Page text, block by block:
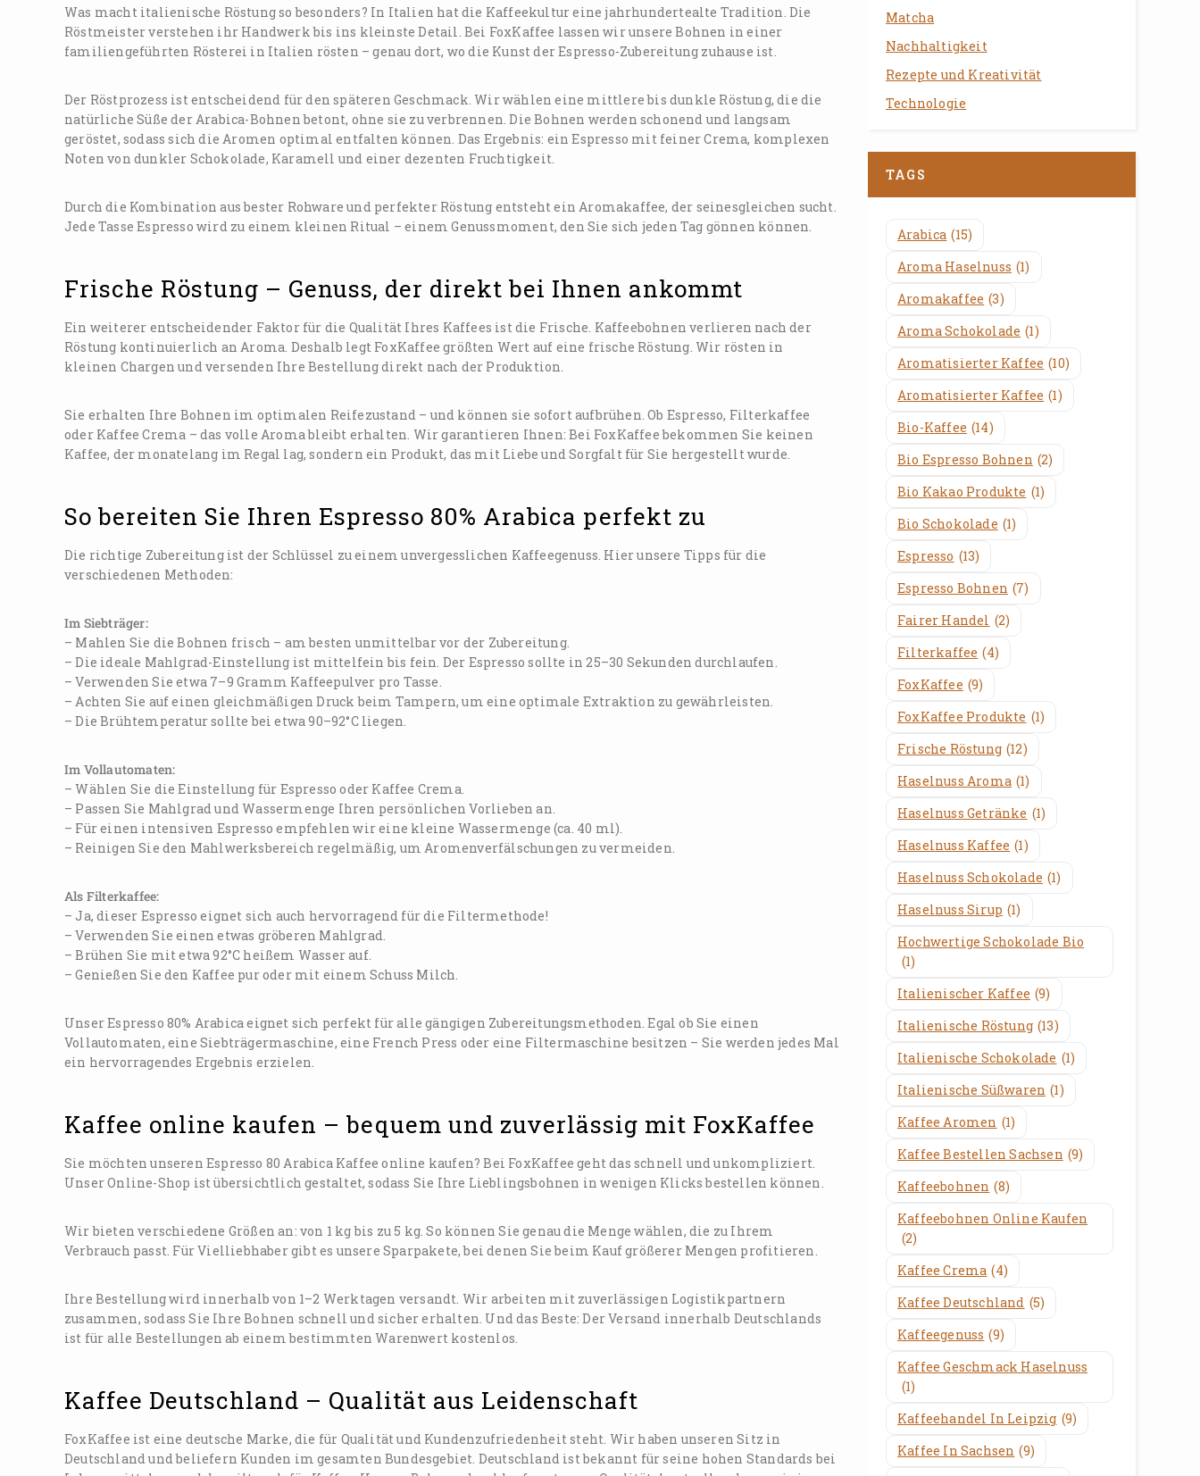
Was macht italienische Röstung so besonders? In Italien hat die Kaffeekultur eine jahrhundertealte Tradition. Die
Röstmeister verstehen ihr Handwerk bis ins kleinste Detail. Bei FoxKaffee lassen wir unsere Bohnen in einer
familiengeführten Rösterei in Italien rösten – genau dort, wo die Kunst der Espresso-Zubereitung zuhause ist.
Der Röstprozess ist entscheidend für den späteren Geschmack. Wir wählen eine mittlere bis dunkle Röstung, die die
natürliche Süße der Arabica-Bohnen betont, ohne sie zu verbrennen. Die Bohnen werden schonend und langsam
geröstet, sodass sich die Aromen optimal entfalten können. Das Ergebnis: ein Espresso mit feiner Crema, komplexen
Noten von dunkler Schokolade, Karamell und einer dezenten Fruchtigkeit.
Durch die Kombination aus bester Rohware und perfekter Röstung entsteht ein Aromakaffee, der seinesgleichen sucht.
Jede Tasse Espresso wird zu einem kleinen Ritual – einem Genussmoment, den Sie sich jeden Tag gönnen können.
Frische Röstung – Genuss, der direkt bei Ihnen ankommt
Ein weiterer entscheidender Faktor für die Qualität Ihres Kaffees ist die Frische. Kaffeebohnen verlieren nach der
Röstung kontinuierlich an Aroma. Deshalb legt FoxKaffee größten Wert auf eine frische Röstung. Wir rösten in
kleinen Chargen und versenden Ihre Bestellung direkt nach der Produktion.
Sie erhalten Ihre Bohnen im optimalen Reifezustand – und können sie sofort aufbrühen. Ob Espresso, Filterkaffee
oder Kaffee Crema – das volle Aroma bleibt erhalten. Wir garantieren Ihnen: Bei FoxKaffee bekommen Sie keinen
Kaffee, der monatelang im Regal lag, sondern ein Produkt, das mit Liebe und Sorgfalt für Sie hergestellt wurde.
So bereiten Sie Ihren Espresso 80% Arabica perfekt zu
Die richtige Zubereitung ist der Schlüssel zu einem unvergesslichen Kaffeegenuss. Hier unsere Tipps für die
verschiedenen Methoden:
Im Siebträger:
– Mahlen Sie die Bohnen frisch – am besten unmittelbar vor der Zubereitung.
– Die ideale Mahlgrad-Einstellung ist mittelfein bis fein. Der Espresso sollte in 25–30 Sekunden durchlaufen.
– Verwenden Sie etwa 7–9 Gramm Kaffeepulver pro Tasse.
– Achten Sie auf einen gleichmäßigen Druck beim Tampern, um eine optimale Extraktion zu gewährleisten.
– Die Brühtemperatur sollte bei etwa 90–92°C liegen.
Im Vollautomaten:
– Wählen Sie die Einstellung für Espresso oder Kaffee Crema.
– Passen Sie Mahlgrad und Wassermenge Ihren persönlichen Vorlieben an.
– Für einen intensiven Espresso empfehlen wir eine kleine Wassermenge (ca. 40 ml).
– Reinigen Sie den Mahlwerksbereich regelmäßig, um Aromenverfälschungen zu vermeiden.
Als Filterkaffee:
– Ja, dieser Espresso eignet sich auch hervorragend für die Filtermethode!
– Verwenden Sie einen etwas gröberen Mahlgrad.
– Brühen Sie mit etwa 92°C heißem Wasser auf.
– Genießen Sie den Kaffee pur oder mit einem Schuss Milch.
Unser Espresso 80% Arabica eignet sich perfekt für alle gängigen Zubereitungsmethoden. Egal ob Sie einen
Vollautomaten, eine Siebträgermaschine, eine French Press oder eine Filtermaschine besitzen – Sie werden jedes Mal
ein hervorragendes Ergebnis erzielen.
Kaffee online kaufen – bequem und zuverlässig mit FoxKaffee
Sie möchten unseren Espresso 80 Arabica Kaffee online kaufen? Bei FoxKaffee geht das schnell und unkompliziert.
Unser Online-Shop ist übersichtlich gestaltet, sodass Sie Ihre Lieblingsbohnen in wenigen Klicks bestellen können.
Wir bieten verschiedene Größen an: von 1 kg bis zu 5 kg. So können Sie genau die Menge wählen, die zu Ihrem
Verbrauch passt. Für Vielliebhaber gibt es unsere Sparpakete, bei denen Sie beim Kauf größerer Mengen profitieren.
Ihre Bestellung wird innerhalb von 1–2 Werktagen versandt. Wir arbeiten mit zuverlässigen Logistikpartnern
zusammen, sodass Sie Ihre Bohnen schnell und sicher erhalten. Und das Beste: Der Versand innerhalb Deutschlands
ist für alle Bestellungen ab einem bestimmten Warenwert kostenlos.
Kaffee Deutschland – Qualität aus Leidenschaft
FoxKaffee ist eine deutsche Marke, die für Qualität und Kundenzufriedenheit steht. Wir haben unseren Sitz in
Deutschland und beliefern Kunden im gesamten Bundesgebiet. Deutschland ist bekannt für seine hohen Standards bei
Matcha
Nachhaltigkeit
Rezepte und Kreativität
Technologie
TAGS
Arabica (15)
Aroma Haselnuss (1)
Aromakaffee (3)
Aroma Schokolade (1)
Aromatisierter Kaffee (10)
Aromatisierter Kaffee (1)
Bio-Kaffee (14)
Bio Espresso Bohnen (2)
Bio Kakao Produkte (1)
Bio Schokolade (1)
Espresso (13)
Espresso Bohnen (7)
Fairer Handel (2)
Filterkaffee (4)
FoxKaffee (9)
FoxKaffee Produkte (1)
Frische Röstung (12)
Haselnuss Aroma (1)
Haselnuss Getränke (1)
Haselnuss Kaffee (1)
Haselnuss Schokolade (1)
Haselnuss Sirup (1)
Hochwertige Schokolade Bio
(1)
Italienischer Kaffee (9)
Italienische Röstung (13)
Italienische Schokolade (1)
Italienische Süßwaren (1)
Kaffee Aromen (1)
Kaffee Bestellen Sachsen (9)
Kaffeebohnen (8)
Kaffeebohnen Online Kaufen
(2)
Kaffee Crema (4)
Kaffee Deutschland (5)
Kaffeegenuss (9)
Kaffee Geschmack Haselnuss
(1)
Kaffeehandel In Leipzig (9)
Kaffee In Sachsen (9)